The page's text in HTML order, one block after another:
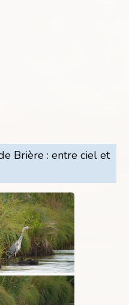
Brière : entre ciel et